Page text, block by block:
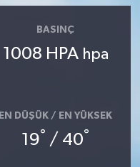
BASINÇ
1008 HPA hpa
EN DÜŞÜK / EN YÜKSEK
19° / 40°